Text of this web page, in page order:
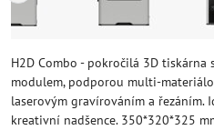
H2D Combo - pokročilá 3D tiskárna
modulem, podporou multi-
laserovým gravírováním a řezáním.
kreativní nadšence. 350*320*325